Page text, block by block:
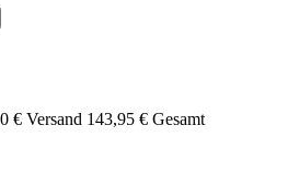
€ Versand 143,95 € Gesamt